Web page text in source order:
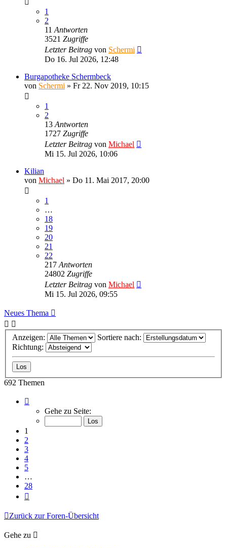
1
2
11 Antworten
3521 Zugriffe
Letzter Beitrag von Schermi
Do 16. Jul 2026, 12:48
Burgapotheke Schermbeck
von Schermi » Fr 22. Nov 2019, 10:15
1
2
13 Antworten
1727 Zugriffe
Letzter Beitrag von Michael
Mi 15. Jul 2026, 10:06
Kilian
von Michael » Do 11. Mai 2017, 20:00
1
…
18
19
20
21
22
217 Antworten
24802 Zugriffe
Letzter Beitrag von Michael
Mi 15. Jul 2026, 09:55
Neues Thema
Anzeigen:
Sortiere nach:
Richtung:
692 Themen
von
Gehe zu Seite:
1
2
3
4
5
…
28
Zurück zur Foren-Übersicht
Gehe zu